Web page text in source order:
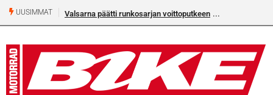
UUSIMMAT Valsarna päätti runkosarjan voittoputkeen